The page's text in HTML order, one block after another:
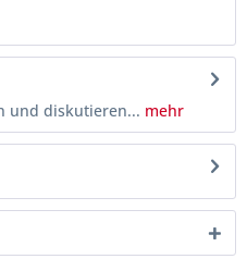
und diskutieren... mehr